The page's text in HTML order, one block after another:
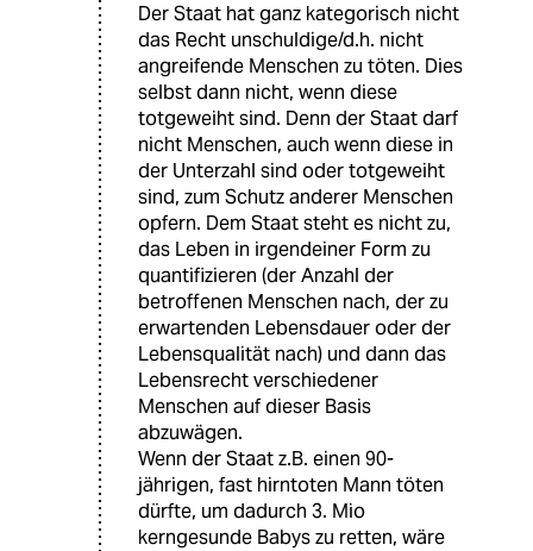
Der Staat hat ganz kategorisch nicht
das Recht unschuldige/d.h. nicht
angreifende Menschen zu töten. Dies
selbst dann nicht, wenn diese
totgeweiht sind. Denn der Staat darf
nicht Menschen, auch wenn diese in
der Unterzahl sind oder totgeweiht
sind, zum Schutz anderer Menschen
opfern. Dem Staat steht es nicht zu,
das Leben in irgendeiner Form zu
quantifizieren (der Anzahl der
betroffenen Menschen nach, der zu
erwartenden Lebensdauer oder der
Lebensqualität nach) und dann das
Lebensrecht verschiedener
Menschen auf dieser Basis
abzuwägen.
Wenn der Staat z.B. einen 90-
jährigen, fast hirntoten Mann töten
dürfte, um dadurch 3. Mio
kerngesunde Babys zu retten, wäre